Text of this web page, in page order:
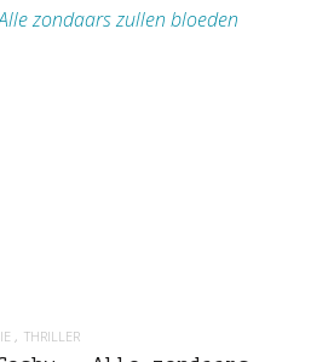
RECENSIE
THRILLER